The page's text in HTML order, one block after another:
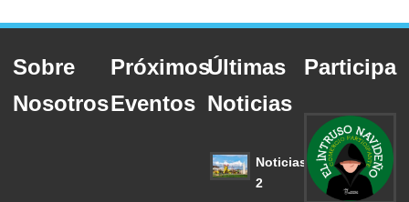
Sobre
Nosotros
Próximos
Eventos
Últimas
Noticias
Noticias
2
Participa